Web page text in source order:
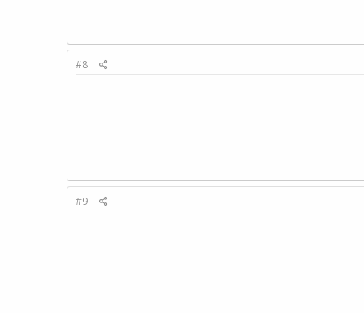
#8
#9